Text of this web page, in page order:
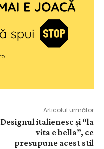
Articolul următor
Designul italienesc și “la
vita e bella”, ce
presupune acest stil